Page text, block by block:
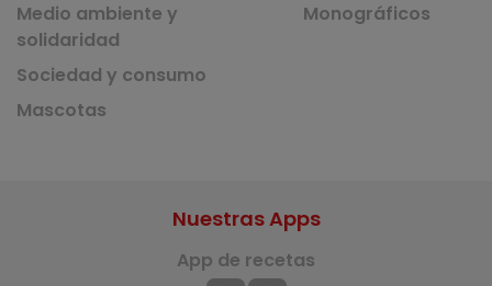
Medio ambiente y
solidaridad
Sociedad y consumo
Mascotas
Monográficos
Nuestras Apps
App de recetas